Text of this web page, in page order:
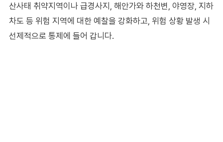
산사태 취약지역이나 급경사지, 해안가와 하천변, 야영장, 지하
차도 등 위험 지역에 대한 예찰을 강화하고, 위험 상황 발생 시
선제적으로 통제에 들어 갑니다.